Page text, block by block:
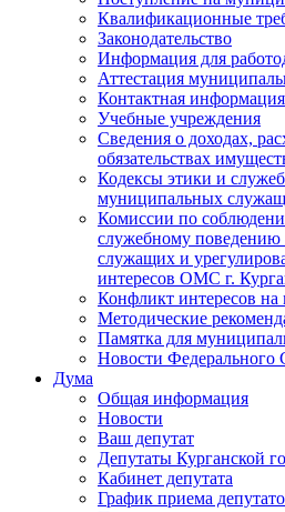
Квалификационные
Законодательство
Информация для
Аттестация
Контактная информация
Учебные учреждения
Сведения о доходах,
обязательствах
Кодексы этики и
муниципальных
Комиссии по
служебному
служащих и
интересов ОМС г.
Конфликт интересов
Методические
Памятка для
Новости Федерального
Дума
Общая информация
Новости
Ваш депутат
Депутаты Курганской
Кабинет депутата
График приема